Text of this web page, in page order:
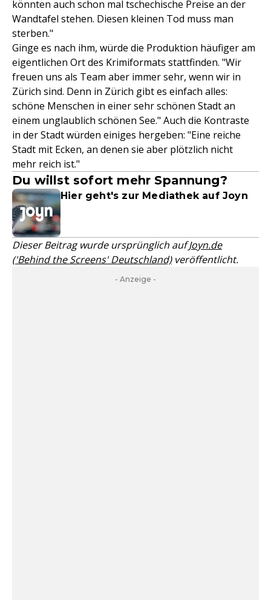
könnten auch schon mal tschechische Preise an der
Wandtafel stehen. Diesen kleinen Tod muss man
sterben."
Ginge es nach ihm, würde die Produktion häufiger am
eigentlichen Ort des Krimiformats stattfinden. "Wir
freuen uns als Team aber immer sehr, wenn wir in
Zürich sind. Denn in Zürich gibt es einfach alles:
schöne Menschen in einer sehr schönen Stadt an
einem unglaublich schönen See." Auch die Kontraste
in der Stadt würden einiges hergeben: "Eine reiche
Stadt mit Ecken, an denen sie aber plötzlich nicht
mehr reich ist."
Du willst sofort mehr Spannung?
Hier geht's zur Mediathek auf Joyn
Dieser Beitrag wurde ursprünglich aufJoyn.de
('Behind the Screens' Deutschland)veröffentlicht.
- Anzeige -